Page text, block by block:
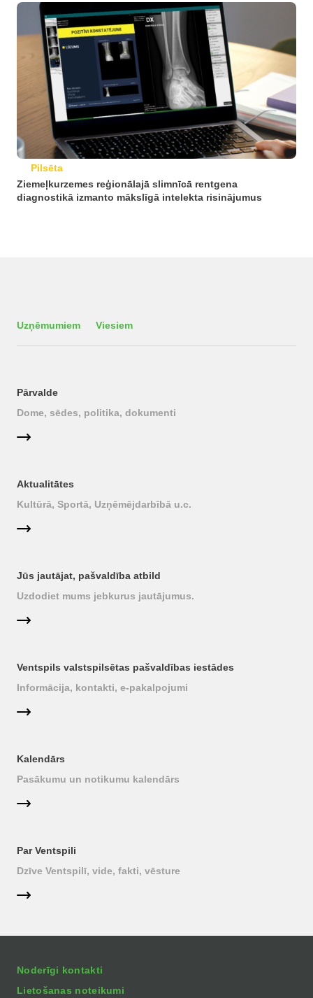
Pilsēta
Ziemeļkurzemes reģionālajā slimnīcā rentgena
diagnostikā izmanto mākslīgā intelekta risinājumus
Uzņēmumiem Viesiem
Pārvalde
Dome, sēdes, politika, dokumenti
Aktualitātes
Kultūrā, Sportā, Uzņēmējdarbībā u.c.
Jūs jautājat, pašvaldība atbild
Uzdodiet mums jebkurus jautājumus.
Ventspils valstspilsētas pašvaldības iestādes
Informācija, kontakti, e-pakalpojumi
Kalendārs
Pasākumu un notikumu kalendārs
Par Ventspili
Dzīve Ventspilī, vide, fakti, vēsture
Noderīgi kontakti
Lietošanas noteikumi